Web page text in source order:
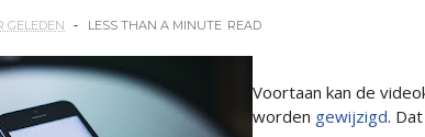
GELEDEN LESS THAN A MINUTE READ
Voortaan kan de
worden gewijzigd.